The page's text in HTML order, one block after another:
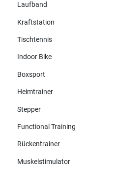
Laufband
Kraftstation
Tischtennis
Indoor Bike
Boxsport
Heimtrainer
Stepper
Functional Training
Rückentrainer
Muskelstimulator